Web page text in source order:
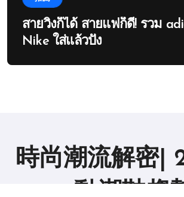
สายวิ่งก็ได้ สายแฟก็ดี! รวม
Nike ใส่แล้วปัง
時尚潮流解密|